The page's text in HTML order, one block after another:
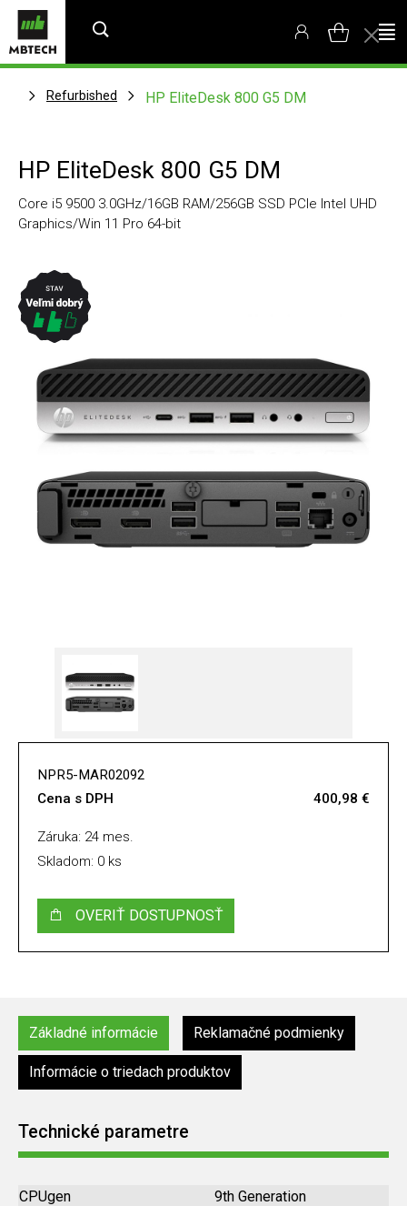
Refurbished HP EliteDesk 800 G5 DM
HP EliteDesk 800 G5 DM
Core i5 9500 3.0GHz/16GB RAM/256GB SSD PCIe Intel UHD
Graphics/Win 11 Pro 64-bit
NPR5-MAR02092
Cena s DPH
400,98 €
Záruka: 24 mes.
Skladom: 0 ks
OVERIŤ DOSTUPNOSŤ
Základné informácie Reklamačné podmienky
Informácie o triedach produktov
Technické parametre
CPUgen 9th Generation